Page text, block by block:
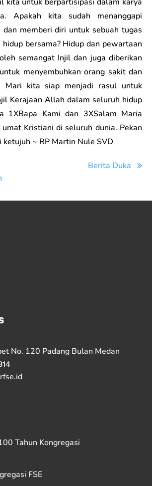
Apakah kita sudah menanggapi
dan memberi diri untuk sebuah tugas
bersama? Hidup dan pewartaan
semangat Injil dan juga diberikan
menyembuhkan orang sakit dan
Mari kita siap menjadi rasul untuk
Kerajaan Allah dalam seluruh hidup
1XBapa Kami dan 3XSalam Maria
Kristiani di seluruh dunia. Pekan
ketujuh ~ RP Martin Nule SVD
Berita Duka
No. 120 Padang Bulan Medan
Tahun Kongregasi
FSE